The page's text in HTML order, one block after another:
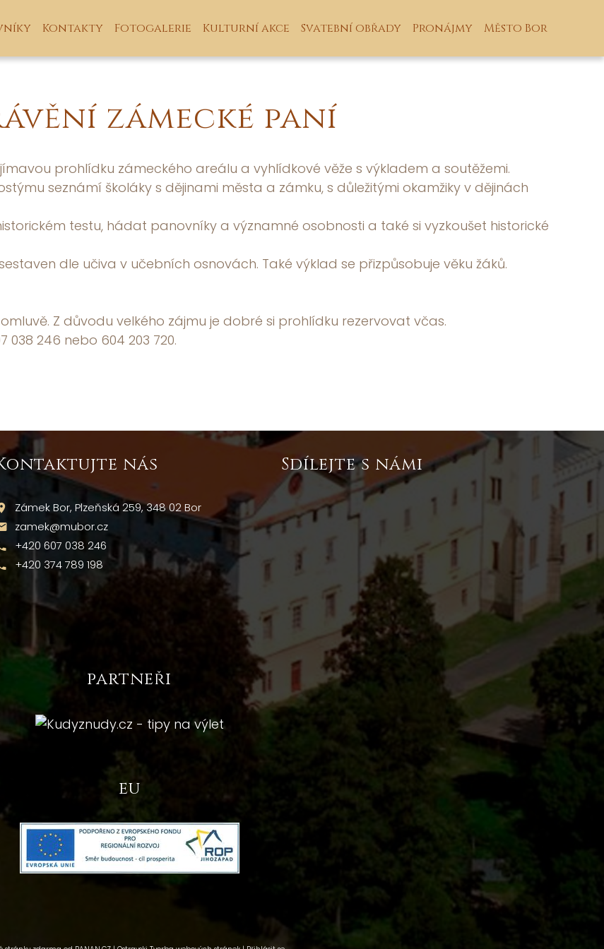
Kontakty Fotogalerie Kulturní akce Svatební obřady Pronájmy Město Bor
zámecké paní
prohlídku zámeckého areálu a vyhlídkové věže s výkladem a soutěžemi.
seznámí školáky s dějinami města a zámku, s důležitými okamžiky v dějinách
testu, hádat panovníky a významné osobnosti a také si vyzkoušet historické
dle učiva v učebních osnovách. Také výklad se přizpůsobuje věku žáků.
Z důvodu velkého zájmu je dobré si prohlídku rezervovat včas.
038 246 nebo 604 203 720.
nás
Zámek Bor, Plzeňská 259, 348 02 Bor
zamek@mubor.cz
+420 607 038 246
+420 374 789 198
Sdílejte s námi
partneři
eu